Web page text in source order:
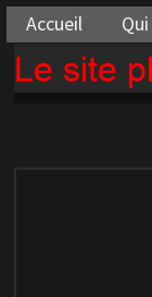
Le site
Accueil